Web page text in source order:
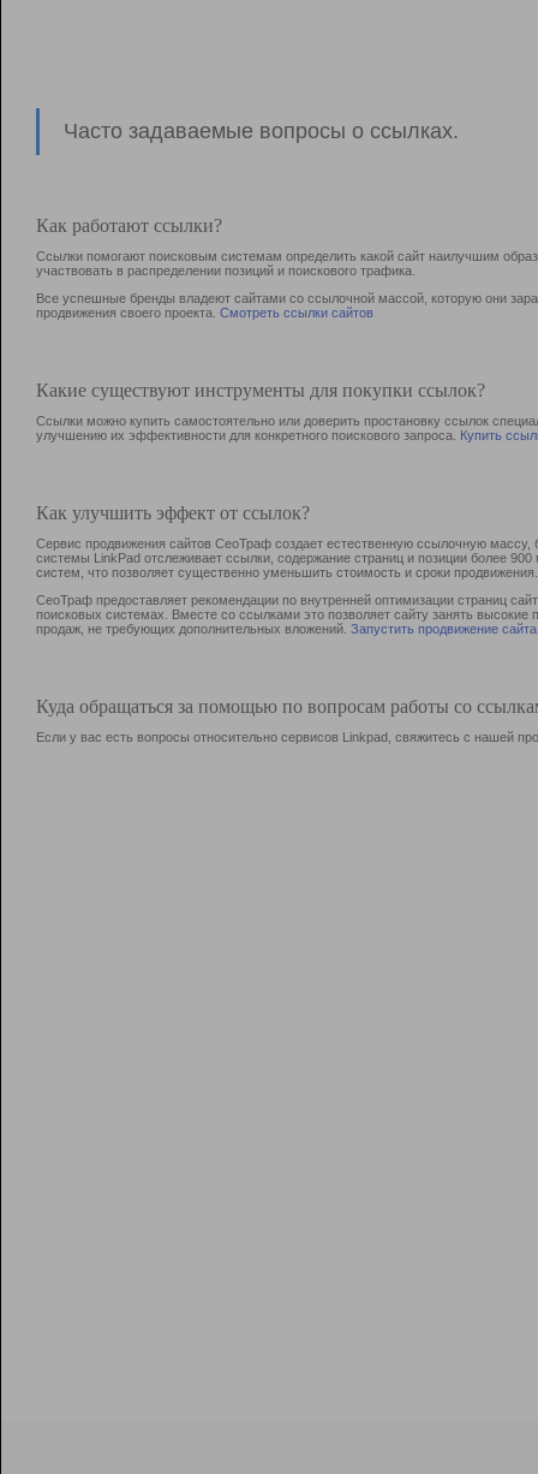
Часто задаваемые вопросы о ссылках.
Как работают ссылки?
Ссылки помогают поисковым системам определить какой сайт наилучшим
участвовать в раcпределении позиций и поискового трафика.
Все успешные бренды владеют сайтами со ссылочной массой, которую они
продвижения своего проекта. Смотреть ссылки сайтов
Какие существуют инструменты для покупки ссылок?
Ссылки можно купить самостоятельно или доверить простановку ссылок
улучшению их эффективности для конкретного поискового запроса. Купить
Как улучшить эффект от ссылок?
Сервис продвижения сайтов СеоТраф создает естественную ссылочную
системы LinkPad отслеживает ссылки, содержание страниц и позиции более
систем, что позволяет существенно уменьшить стоимость и сроки продвижения.
СеоТраф предоставляет рекомендации по внутренней оптимизации страниц
поисковых системах. Вместе со ссылками это позволяет сайту занять
продаж, не требующих дополнительных вложений. Запустить продвижение сайта
Куда обращаться за помощью по вопросам работы со
Если у вас есть вопросы относительно сервисов Linkpad, свяжитесь с нашей